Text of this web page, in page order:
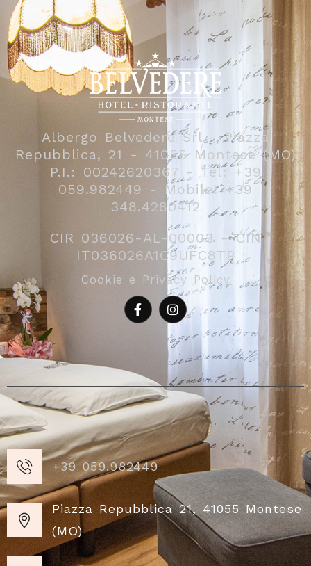
Albergo Belvedere Srl - Piazza
Repubblica, 21 - 41055 Montese (MO)
P.I.: 00242620367 - Tel: +39
059.982449 - Mobile: +39
348.4280412
CIR 036026-AL-00003 - CIN
IT036026A1C9UFC8TP
Cookie e Privacy Policy
+39 059.982449
Piazza Repubblica 21, 41055 Montese
(MO)